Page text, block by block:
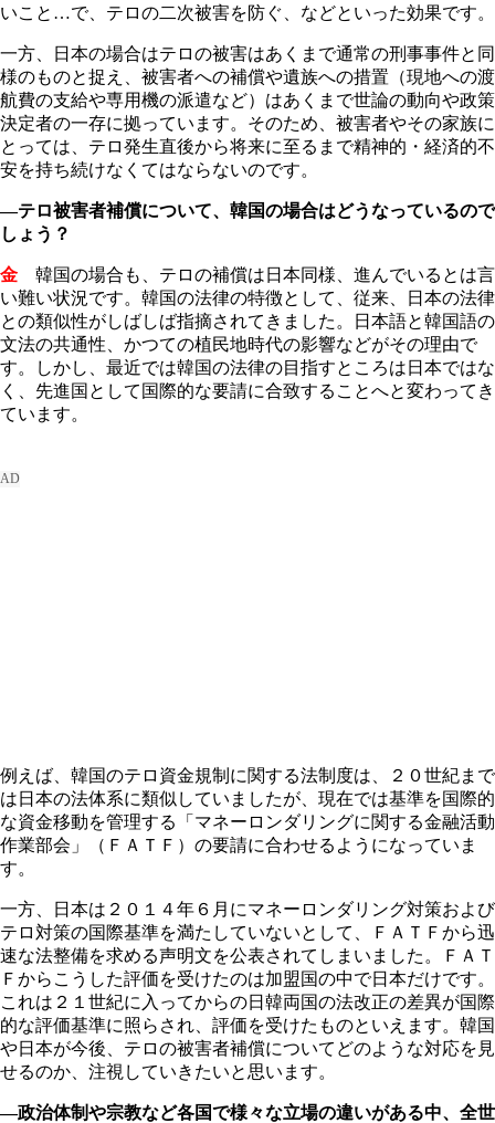
いこと…で、テロの二次被害を防ぐ、などといった効果です。
一方、日本の場合はテロの被害はあくまで通常の刑事事件と同
様のものと捉え、被害者への補償や遺族への措置（現地への渡
航費の支給や専用機の派遣など）はあくまで世論の動向や政策
決定者の一存に拠っています。そのため、被害者やその家族に
とっては、テロ発生直後から将来に至るまで精神的・経済的不
安を持ち続けなくてはならないのです。
―テロ被害者補償について、韓国の場合はどうなっているので
しょう？
金 韓国の場合も、テロの補償は日本同様、進んでいるとは言
い難い状況です。韓国の法律の特徴として、従来、日本の法律
との類似性がしばしば指摘されてきました。日本語と韓国語の
文法の共通性、かつての植民地時代の影響などがその理由で
す。しかし、最近では韓国の法律の目指すところは日本ではな
く、先進国として国際的な要請に合致することへと変わってき
ています。
例えば、韓国のテロ資金規制に関する法制度は、２０世紀まで
は日本の法体系に類似していましたが、現在では基準を国際的
な資金移動を管理する「マネーロンダリングに関する金融活動
作業部会」（ＦＡＴＦ）の要請に合わせるようになっていま
す。
一方、日本は２０１４年６月にマネーロンダリング対策および
テロ対策の国際基準を満たしていないとして、ＦＡＴＦから迅
速な法整備を求める声明文を公表されてしまいました。ＦＡＴ
Ｆからこうした評価を受けたのは加盟国の中で日本だけです。
これは２１世紀に入ってからの日韓両国の法改正の差異が国際
的な評価基準に照らされ、評価を受けたものといえます。韓国
や日本が今後、テロの被害者補償についてどのような対応を見
せるのか、注視していきたいと思います。
―政治体制や宗教など各国で様々な立場の違いがある中、全世